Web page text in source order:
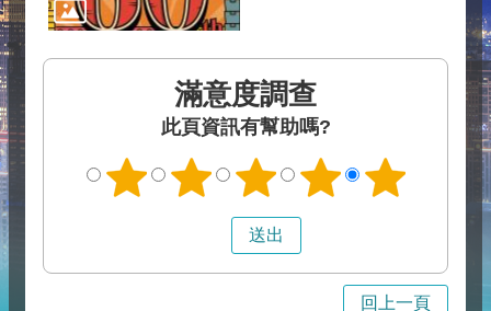
滿意度調查
此頁資訊有幫助嗎?
回上一頁